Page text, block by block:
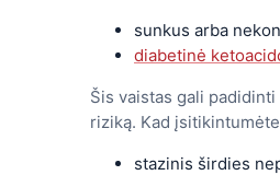
sunkus arba
diabetinė
Šis vaistas gali
riziką. Kad
stazinis širdies